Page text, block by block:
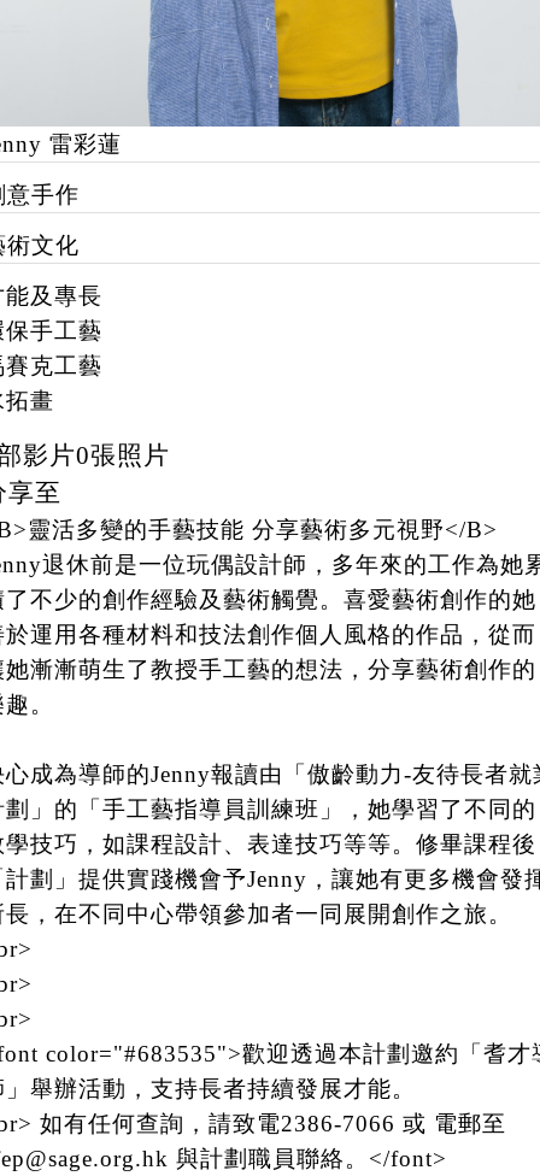
雷彩蓮
意手作
術文化
能及專長
保手工藝
賽克工藝
拓畫
影片0張照片
享至
靈活多變的手藝技能 分享藝術多元視野</B>
退休前是一位玩偶設計師，多年來的工作為她
了不少的創作經驗及藝術觸覺。喜愛藝術創作的她
於運用各種材料和技法創作個人風格的作品，從而
她漸漸萌生了教授手工藝的想法，分享藝術創作的
。
心成為導師的Jenny報讀由「傲齡動力-友待長者就
劃」的「手工藝指導員訓練班」，她學習了不同的
學技巧，如課程設計、表達技巧等等。修畢課程後
計劃」提供實踐機會予Jenny，讓她有更多機會發
長，在不同中心帶領參加者一同展開創作之旅。
color="#683535">歡迎透過本計劃邀約「耆才
」舉辦活動，支持長者持續發展才能。
如有任何查詢，請致電2386-7066 或 電郵至
與計劃職員聯絡。</font>